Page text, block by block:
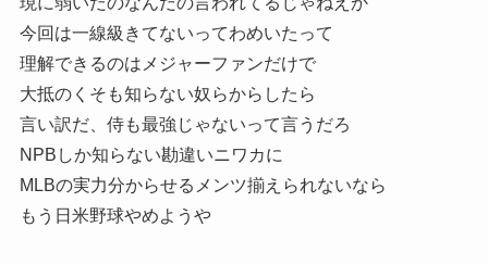
今回は一線級きてないってわめいたって
理解できるのはメジャーファンだけで
大抵のくそも知らない奴らからしたら
言い訳だ、侍も最強じゃないって言うだろ
NPBしか知らない勘違いニワカに
MLBの実力分からせるメンツ揃えられないなら
もう日米野球やめようや